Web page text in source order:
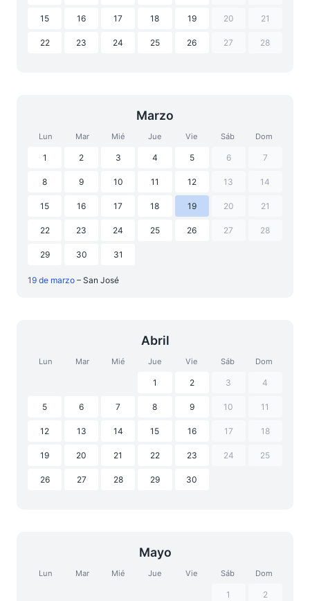
15 16 17 18 19 20 21
22 23 24 25 26 27 28
Marzo
Lun Mar Mié Jue Vie Sáb Dom
1 2 3 4 5 6 7
8 9 10 11 12 13 14
15 16 17 18 19 20 21
22 23 24 25 26 27 28
29 30 31
19 de marzo – San José
Abril
Lun Mar Mié Jue Vie Sáb Dom
1 2 3 4
5 6 7 8 9 10 11
12 13 14 15 16 17 18
19 20 21 22 23 24 25
26 27 28 29 30
Mayo
Lun Mar Mié Jue Vie Sáb Dom
1 2